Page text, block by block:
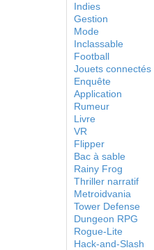
Indies
Gestion
Mode
Inclassable
Football
Jouets connectés
Enquête
Application
Rumeur
Livre
VR
Flipper
Bac à sable
Rainy Frog
Thriller narratif
Metroidvania
Tower Defense
Dungeon RPG
Rogue-Lite
Hack-and-Slash